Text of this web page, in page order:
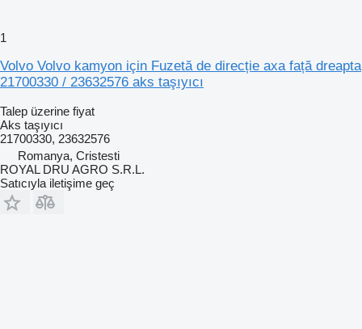
1
Volvo Volvo kamyon için Fuzetă de direcție axa față dreapta
21700330 / 23632576 aks taşıyıcı
Talep üzerine fiyat
Aks taşıyıcı
21700330, 23632576
Romanya, Cristesti
ROYAL DRU AGRO S.R.L.
Satıcıyla iletişime geç